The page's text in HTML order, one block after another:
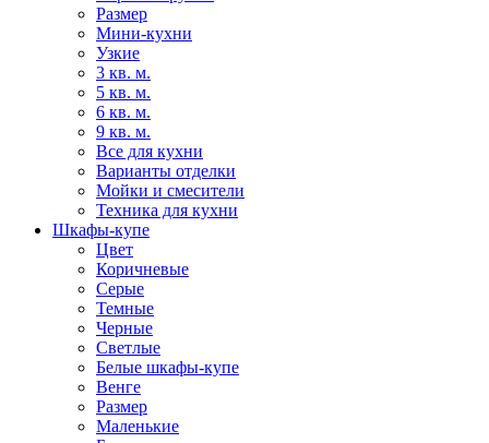
Размер
Мини-кухни
Узкие
3 кв. м.
5 кв. м.
6 кв. м.
9 кв. м.
Все для кухни
Варианты отделки
Мойки и смесители
Техника для кухни
Шкафы-купе
Цвет
Коричневые
Серые
Темные
Черные
Светлые
Белые шкафы-купе
Венге
Размер
Маленькие